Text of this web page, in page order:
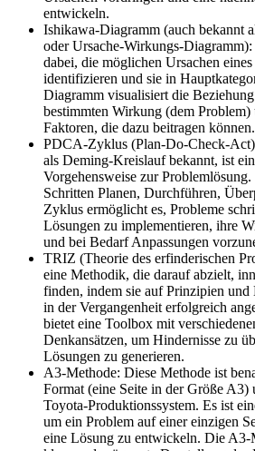
entwickeln.
Ishikawa-Diagramm (auch bekannt
oder Ursache-Wirkungs-
dabei, die möglichen Ursachen
identifizieren und sie in
Diagramm visualisiert die
bestimmten Wirkung (dem Problem)
Faktoren, die dazu beitragen können.
PDCA-Zyklus (Plan-Do-Check-
als Deming-Kreislauf bekannt, ist
Vorgehensweise zur
Schritten Planen, Durchführen,
Zyklus ermöglicht es, Probleme
Lösungen zu implementieren, ihre
und bei Bedarf Anpassungen
TRIZ (Theorie des erfinderischen
eine Methodik, die darauf abzielt,
finden, indem sie auf Prinzipien
in der Vergangenheit erfolgreich
bietet eine Toolbox mit
Denkansätzen, um Hindernisse zu
Lösungen zu generieren.
A3-Methode: Diese Methode ist
Format (eine Seite in der Größe A3)
Toyota-Produktionssystem. Es ist
um ein Problem auf einer einzigen
eine Lösung zu entwickeln. Die A3-